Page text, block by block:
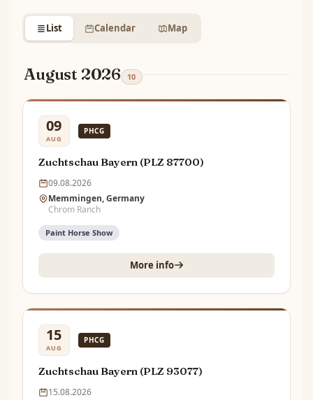
List Calendar Map
August 2026 10
09
AUG
PHCG
Zuchtschau Bayern (PLZ 87700)
09.08.2026
Memmingen, Germany
Chrom Ranch
Paint Horse Show
More info
15
AUG
PHCG
Zuchtschau Bayern (PLZ 93077)
15.08.2026